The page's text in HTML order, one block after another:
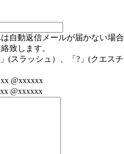
自動返信メールが届かない場合
致します。
(スラッシュ）、「?」(クエス
@xxxxxx
@xxxxxx